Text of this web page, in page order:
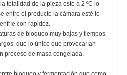
totalidad de la pieza esté a 2 ºC lo
entre el producto la cámara esté lo
con rapidez.
de bloqueo muy bajas y tiempos
que lo único que provocarían
proceso de masa congelada.